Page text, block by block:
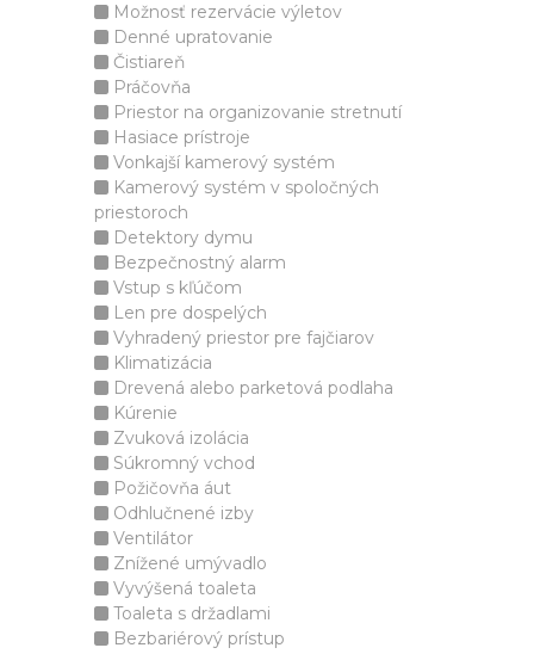
Možnosť rezervácie výletov
Denné upratovanie
Čistiareň
Práčovňa
Priestor na organizovanie stretnutí
Hasiace prístroje
Vonkajší kamerový systém
Kamerový systém v spoločných
priestoroch
Detektory dymu
Bezpečnostný alarm
Vstup s kľúčom
Len pre dospelých
Vyhradený priestor pre fajčiarov
Klimatizácia
Drevená alebo parketová podlaha
Kúrenie
Zvuková izolácia
Súkromný vchod
Požičovňa áut
Odhlučnené izby
Ventilátor
Znížené umývadlo
Vyvýšená toaleta
Toaleta s držadlami
Bezbariérový prístup